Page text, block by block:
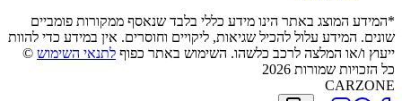
*המידע המוצג באתר הינו מידע כללי בלבד שנאסף ממקורות פומביים
שונים. המידע עלול להכיל שגיאות, ליקויים וחוסרים. אין במידע כדי להוות
ייעוץ ו/או המלצה לרכב כלשהו. השימוש באתר כפוף לתנאי השימוש ©
כל הזכויות שמורות 2026
CARZONE